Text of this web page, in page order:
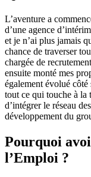
L’aventure a
d’une agence
et je n’ai plus jamais
chance de traverser
chargée de
ensuite monté mes
également évolué
tout ce qui touche à la
d’intégrer le réseau
développement du
Pourquoi
l’Emploi ?